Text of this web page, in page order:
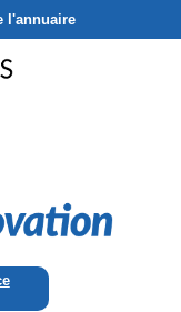
l'annuaire